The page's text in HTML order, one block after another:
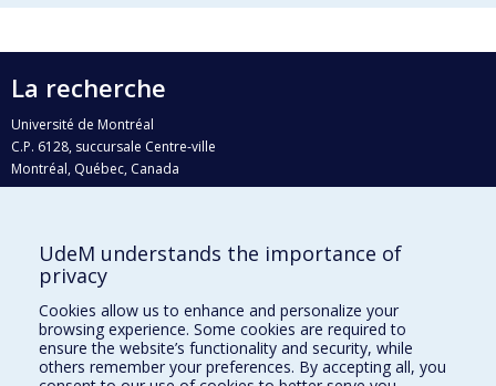
La recherche
Université de Montréal
C.P. 6128, succursale Centre-ville
Montréal, Québec, Canada
H3C 3J7
Qui fait quoi?
Nous trouver
Plan du site
Accessibilité
UdeM understands the importance of
privacy
Cookies allow us to enhance and personalize your
browsing experience. Some cookies are required to
ensure the website’s functionality and security, while
others remember your preferences. By accepting all, you